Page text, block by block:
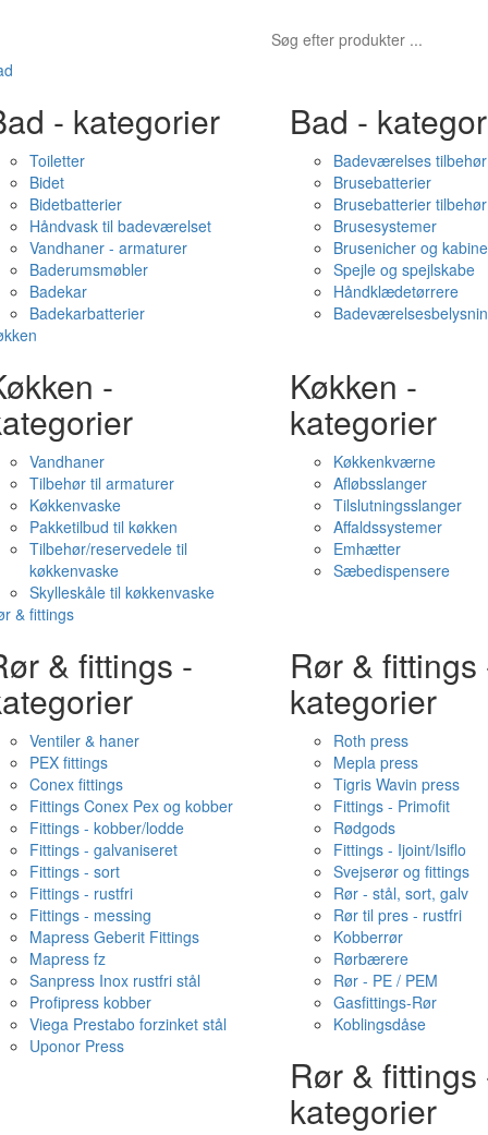
- kategorier
Toiletter
Bidet
Bidetbatterier
Håndvask til badeværelset
Vandhaner - armaturer
Baderumsmøbler
Badekar
Badekarbatterier
Bad -
Badeværelses tilbehør
Brusebatterier
Brusebatterier tilbehør
Brusesystemer
Brusenicher og
Spejle og spejlskabe
Håndklædetørrere
-
Vandhaner
Tilbehør til armaturer
Køkkenvaske
Pakketilbud til køkken
Tilbehør/reservedele til
køkkenvaske
Skylleskåle til køkkenvaske
Køkken -
kategorier
Køkkenkværne
Afløbsslanger
Tilslutningsslanger
Affaldssystemer
Emhætter
Sæbedispensere
& fittings
& fittings -
Ventiler & haner
PEX fittings
Conex fittings
Fittings Conex Pex og kobber
Fittings - kobber/lodde
Fittings - galvaniseret
Fittings - sort
Fittings - rustfri
Fittings - messing
Mapress Geberit Fittings
Mapress fz
Sanpress Inox rustfri stål
Profipress kobber
Viega Prestabo forzinket stål
Uponor Press
Rør & fittings
kategorier
Roth press
Mepla press
Tigris Wavin press
Fittings - Primofit
Rødgods
Fittings - Ijoint/Isiflo
Svejserør og fittings
Rør - stål, sort, galv
Rør til pres - rustfri
Kobberrør
Rørbærere
Rør - PE / PEM
Gasfittings-Rør
Koblingsdåse
Rør & fittings
kategorier